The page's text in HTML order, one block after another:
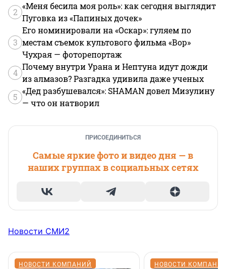
2
«Меня бесила моя роль»: как сегодня выглядит
Пуговка из «Папиных дочек»
3
Его номинировали на «Оскар»: гуляем по
местам съемок культового фильма «Вор»
Чухрая — фоторепортаж
4
Почему внутри Урана и Нептуна идут дожди
из алмазов? Разгадка удивила даже ученых
5
«Дед разбушевался»: SHAMAN довел Мизулину
— что он натворил
ПРИСОЕДИНИТЬСЯ
Самые яркие фото и видео дня — в
наших группах в социальных сетях
Новости СМИ2
НОВОСТИ КОМПАНИЙ НОВОСТИ